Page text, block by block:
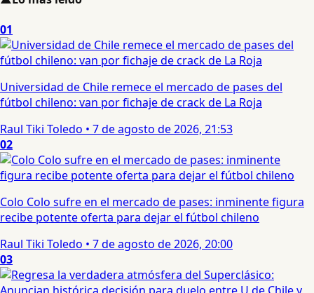
01
Universidad de Chile remece el mercado de pases del
fútbol chileno: van por fichaje de crack de La Roja
Raul Tiki Toledo • 7 de agosto de 2026, 21:53
02
Colo Colo sufre en el mercado de pases: inminente figura
recibe potente oferta para dejar el fútbol chileno
Raul Tiki Toledo • 7 de agosto de 2026, 20:00
03